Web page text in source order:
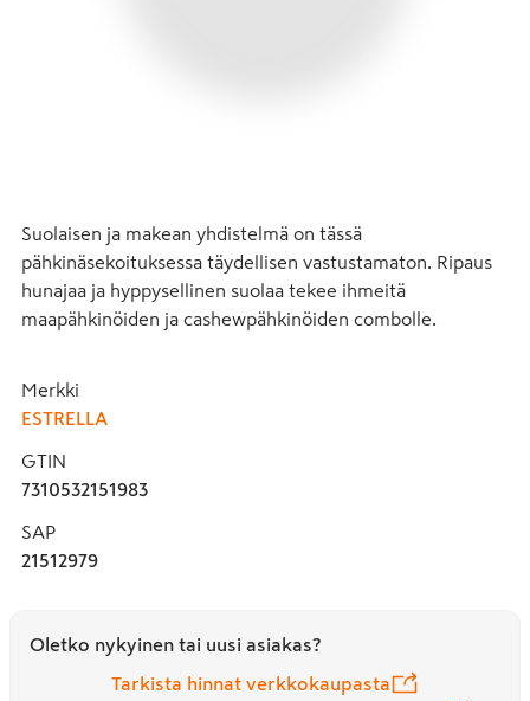
Suolaisen ja makean yhdistelmä on tässä
pähkinäsekoituksessa täydellisen vastustamaton. Ripaus
hunajaa ja hyppysellinen suolaa tekee ihmeitä
maapähkinöiden ja cashewpähkinöiden combolle.
Merkki
ESTRELLA
GTIN
7310532151983
SAP
21512979
Oletko nykyinen tai uusi asiakas?
Tarkista hinnat verkkokaupasta